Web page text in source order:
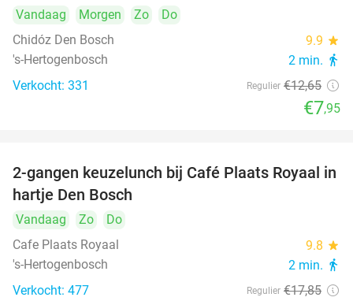
Vandaag Morgen Zo
Do
Chidóz Den Bosch
9.9 star
's-Hertogenbosch 2 min. directions_walk
Verkocht: 331 Regulier €12,65
€7,95
36%
2-gangen keuzelunch bij Café Plaats Royaal in
hartje Den Bosch
Vandaag Zo
Do
Cafe Plaats Royaal
9.8 star
's-Hertogenbosch 2 min. directions_walk
Verkocht: 477 Regulier €17,85